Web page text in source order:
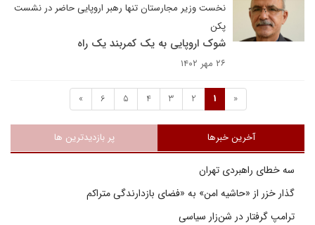
نخست وزیر مجارستان تنها رهبر اروپایی حاضر در نشست
پکن
شوک اروپایی به یک کمربند یک راه
۲۶ مهر ۱۴۰۲
«
1
2
3
4
5
6
»
آخرین خبرها پر بازدیدترین ها
سه خطای راهبردی تهران
گذار خزر از «حاشیه امن» به «فضای بازدارندگی متراکم
ترامپ گرفتار در شن‌زار سیاسی